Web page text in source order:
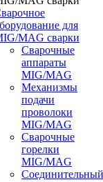
для
MAG сварки
Сварочные
аппараты
MIG/MAG
Механизмы
подачи
проволоки
MIG/MAG
Сварочные
горелки
MIG/MAG
Соединительный